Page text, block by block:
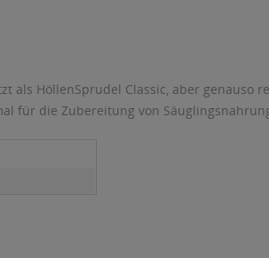
HöllenSprudel Classic, aber genauso
für die Zubereitung von